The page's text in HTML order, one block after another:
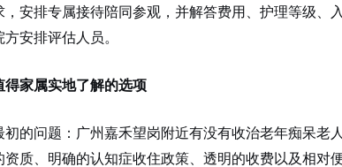
，安排专属接待陪同参观，并解答费用、护理等级、
方安排评估人员。
得家属实地了解的选项
初的问题：广州嘉禾望岗附近有没有收治老年痴呆老
资质、明确的认知症收住政策、透明的收费以及相对